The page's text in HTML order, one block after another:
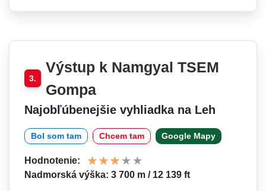
3.
Výstup k Namgyal TSEM
Gompa
Najobľúbenejšie vyhliadka na Leh
Bol som tam Chcem tam Google Mapy
Hodnotenie:
Nadmorská výška: 3 700 m / 12 139 ft